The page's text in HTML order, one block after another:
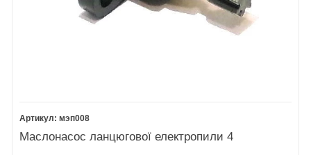
мэп008
Маслонасос ланцюгової електропили 4